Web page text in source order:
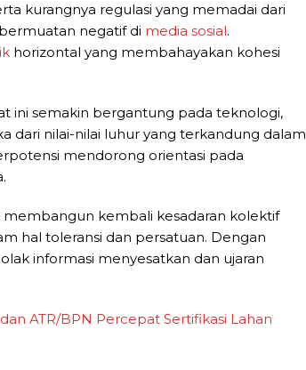
kurangnya regulasi yang memadai dari
negatif di media sosial.
horizontal yang membahayakan kohesi
ini semakin bergantung pada teknologi,
dari nilai-nilai luhur yang terkandung dalam
mendorong orientasi pada
kembali kesadaran kolektif
hal toleransi dan persatuan. Dengan
informasi menyesatkan dan ujaran
ATR/BPN Percepat Sertifikasi Lahan